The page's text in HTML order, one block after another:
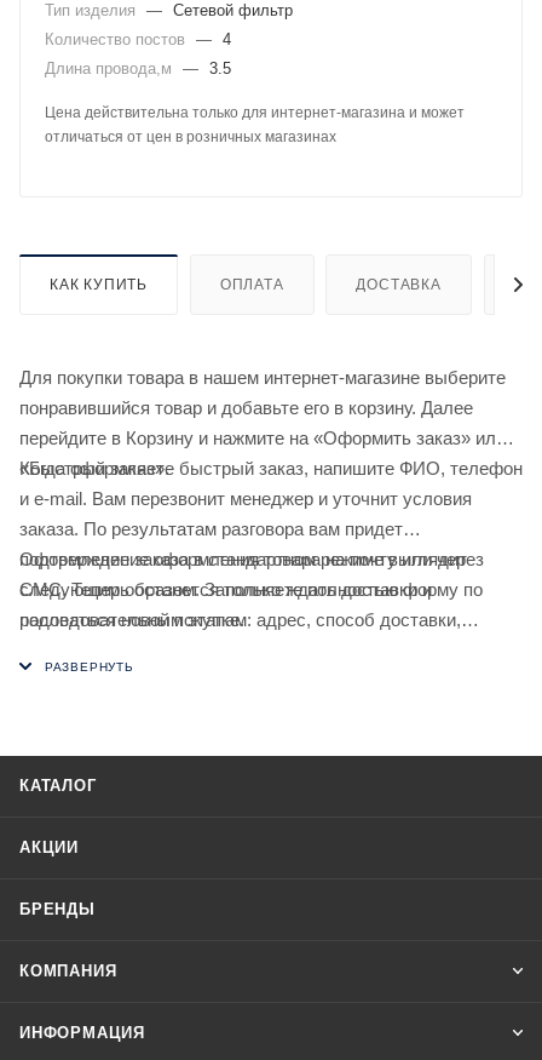
Тип изделия
— Сетевой фильтр
Количество постов
— 4
Длина провода,м
— 3.5
Цена действительна только для интернет-магазина и может
отличаться от цен в розничных магазинах
КАК КУПИТЬ ОПЛАТА ДОСТАВКА
Для покупки товара в нашем интернет-магазине выберите
понравившийся товар и добавьте его в корзину. Далее
перейдите в Корзину и нажмите на «Оформить заказ» или
«Быстрый заказ».
Когда оформляете быстрый заказ, напишите ФИО, телефон
и e-mail. Вам перезвонит менеджер и уточнит условия
заказа. По результатам разговора вам придет
подтверждение оформления товара на почту или через
СМС. Теперь останется только ждать доставки и
радоваться новой покупке.
Оформление заказа в стандартном режиме выглядит
следующим образом. Заполняете полностью форму по
последовательным этапам: адрес, способ доставки,
КАТАЛОГ
АКЦИИ
БРЕНДЫ
КОМПАНИЯ
ИНФОРМАЦИЯ